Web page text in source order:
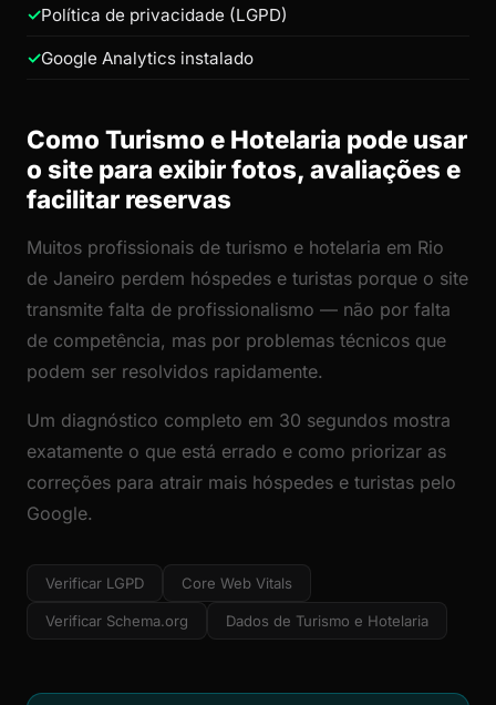
Política de privacidade (LGPD)
Google Analytics instalado
Como Turismo e Hotelaria pode usar
o site para exibir fotos, avaliações e
facilitar reservas
Muitos profissionais de turismo e hotelaria em Rio
de Janeiro perdem hóspedes e turistas porque o site
transmite falta de profissionalismo — não por falta
de competência, mas por problemas técnicos que
podem ser resolvidos rapidamente.
Um diagnóstico completo em 30 segundos mostra
exatamente o que está errado e como priorizar as
correções para atrair mais hóspedes e turistas pelo
Google.
Verificar LGPD Core Web Vitals
Verificar Schema.org Dados de Turismo e Hotelaria